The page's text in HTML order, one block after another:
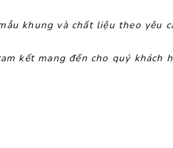
khung và chất liệu theo yêu
kết mang đến cho quý khách